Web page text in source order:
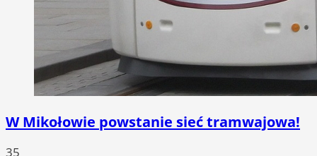
W Mikołowie powstanie sieć tramwajowa!
35